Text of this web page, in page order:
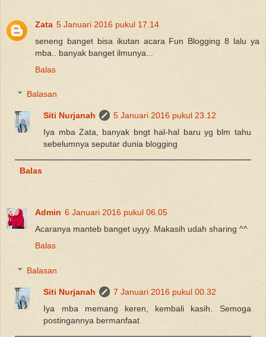
Zata 5 Januari 2016 pukul 17.14
seneng banget bisa ikutan acara Fun Blogging 8 lalu ya
mba.. banyak banget ilmunya...
Balas
Balasan
Siti Nurjanah
5 Januari 2016 pukul 23.12
Iya mba Zata, banyak bngt hal-hal baru yg blm tahu
sebelumnya seputar dunia blogging
Balas
Admin 6 Januari 2016 pukul 06.05
Acaranya manteb banget uyyy. Makasih udah sharing ^^
Balas
Balasan
Siti Nurjanah
7 Januari 2016 pukul 00.32
Iya mba memang keren, kembali kasih. Semoga
postingannya bermanfaat